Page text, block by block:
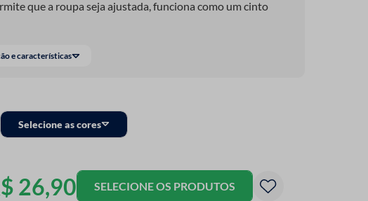
que a roupa seja ajustada, funciona como um cinto
e características
Selecione as cores
26,90 SELECIONE OS PRODUTOS